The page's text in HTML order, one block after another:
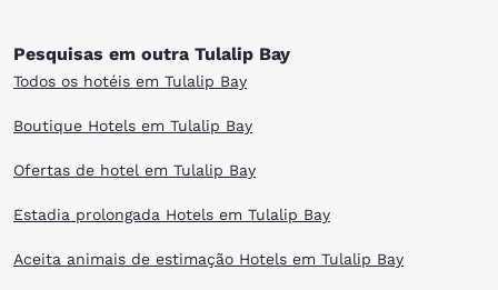
Pesquisas em outra Tulalip Bay
Todos os hotéis em Tulalip Bay
Boutique Hotels em Tulalip Bay
Ofertas de hotel em Tulalip Bay
Estadia prolongada Hotels em Tulalip Bay
Aceita animais de estimação Hotels em Tulalip Bay